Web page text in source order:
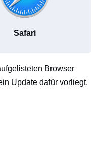
Safari
Browser
Update dafür vorliegt.